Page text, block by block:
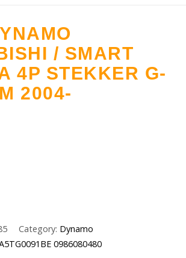
/ SMART
4P STEKKER G-
2004-
Category: Dynamo
0986080480